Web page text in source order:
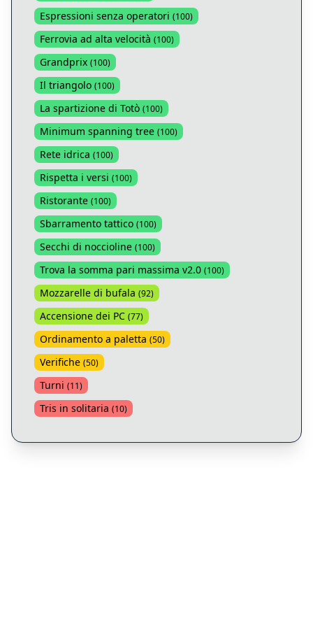
Espressioni senza operatori (100)
Ferrovia ad alta velocità (100)
Grandprix (100)
Il triangolo (100)
La spartizione di Totò (100)
Minimum spanning tree (100)
Rete idrica (100)
Rispetta i versi (100)
Ristorante (100)
Sbarramento tattico (100)
Secchi di noccioline (100)
Trova la somma pari massima v2.0 (100)
Mozzarelle di bufala (92)
Accensione dei PC (77)
Ordinamento a paletta (50)
Verifiche (50)
Turni (11)
Tris in solitaria (10)